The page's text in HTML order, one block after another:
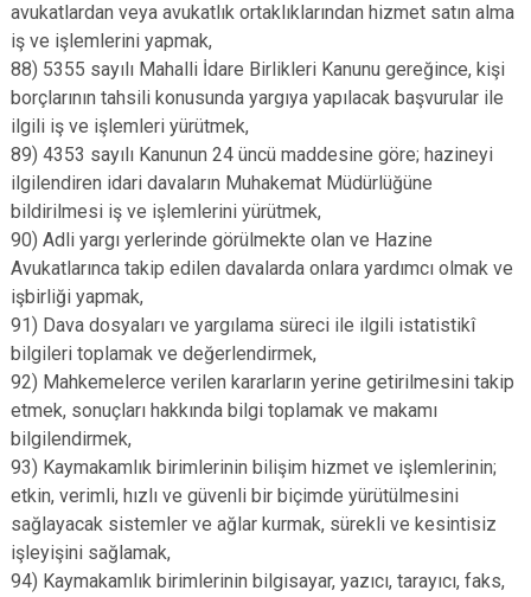
avukatlardan veya avukatlık ortaklıklarından hizmet satın alma
iş ve işlemlerini yapmak,
88) 5355 sayılı Mahalli İdare Birlikleri Kanunu gereğince, kişi
borçlarının tahsili konusunda yargıya yapılacak başvurular ile
ilgili iş ve işlemleri yürütmek,
89) 4353 sayılı Kanunun 24 üncü maddesine göre; hazineyi
ilgilendiren idari davaların Muhakemat Müdürlüğüne
bildirilmesi iş ve işlemlerini yürütmek,
90) Adli yargı yerlerinde görülmekte olan ve Hazine
Avukatlarınca takip edilen davalarda onlara yardımcı olmak ve
işbirliği yapmak,
91) Dava dosyaları ve yargılama süreci ile ilgili istatistikî
bilgileri toplamak ve değerlendirmek,
92) Mahkemelerce verilen kararların yerine getirilmesini takip
etmek, sonuçları hakkında bilgi toplamak ve makamı
bilgilendirmek,
93) Kaymakamlık birimlerinin bilişim hizmet ve işlemlerinin;
etkin, verimli, hızlı ve güvenli bir biçimde yürütülmesini
sağlayacak sistemler ve ağlar kurmak, sürekli ve kesintisiz
işleyişini sağlamak,
94) Kaymakamlık birimlerinin bilgisayar, yazıcı, tarayıcı, faks,